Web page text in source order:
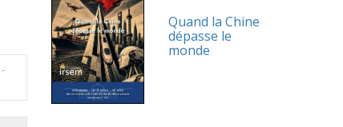
-
Quand la Chine
dépasse le
monde